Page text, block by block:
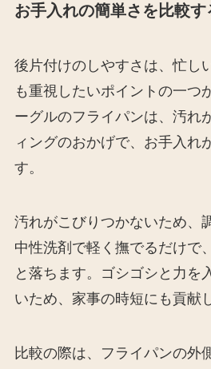
お手入れの簡単さを比較す
後片付けのしやすさは、忙し
も重視したいポイントの一つ
ーグルのフライパンは、汚れ
ィングのおかげで、お手入れ
す。
汚れがこびりつかないため、
中性洗剤で軽く撫でるだけで
と落ちます。ゴシゴシと力を
いため、家事の時短にも貢献
比較の際は、フライパンの外